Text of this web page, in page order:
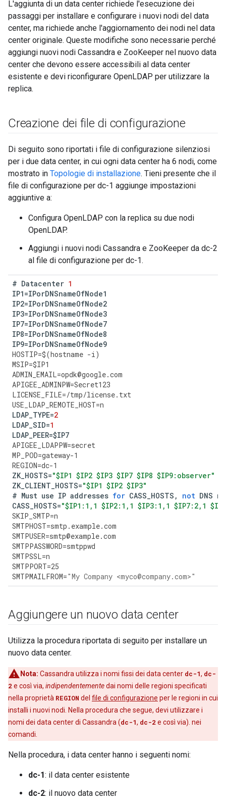
L'aggiunta di un data center richiede l'esecuzione dei
passaggi per installare e configurare i nuovi nodi del data
center, ma richiede anche l'aggiornamento dei nodi nel data
center originale. Queste modifiche sono necessarie perché
aggiungi nuovi nodi Cassandra e ZooKeeper nel nuovo data
center che devono essere accessibili al data center
esistente e devi riconfigurare OpenLDAP per utilizzare la
replica.
Creazione dei file di configurazione
Di seguito sono riportati i file di configurazione silenziosi
per i due data center, in cui ogni data center ha 6 nodi, come
mostrato in Topologie di installazione. Tieni presente che il
file di configurazione per dc-1 aggiunge impostazioni
aggiuntive a:
Configura OpenLDAP con la replica su due nodi
OpenLDAP.
Aggiungi i nuovi nodi Cassandra e ZooKeeper da dc-2
al file di configurazione per dc-1.
# Datacenter 1
IP1=IPorDNSnameOfNode1
IP2=IPorDNSnameOfNode2
IP3=IPorDNSnameOfNode3
IP7=IPorDNSnameOfNode7
IP8=IPorDNSnameOfNode8
IP9=IPorDNSnameOfNode9
HOSTIP=$(hostname -i)
MSIP=$IP1
ADMIN_EMAIL=opdk@google.com
APIGEE_ADMINPW=Secret123
LICENSE_FILE=/tmp/license. txt
USE_LDAP_REMOTE_HOST=n
LDAP_TYPE=2
LDAP_SID=1
LDAP_PEER=$IP7
APIGEE_LDAPPW=secret
MP_POD=gateway-1
REGION=dc-1
ZK_HOSTS="$IP1 $IP2 $IP3 $IP7 $IP8 $IP9:observer"
ZK_CLIENT_HOSTS="$IP1 $IP2 $IP3"
# Must use IP addresses for CASS_HOSTS , not DNS
CASS_HOSTS="$IP1:1,1 $IP2:1,1 $IP3:1,1 $IP7:2,1
SKIP_SMTP=n
SMTPHOST=smtp . example.com
SMTPUSER=smtp@example.com
SMTPPASSWORD=smtppwd
SMTPSSL=n
SMTPPORT=25
SMTPMAILFROM="My Company <myco@company.com>"
Aggiungere un nuovo data center
Utilizza la procedura riportata di seguito per installare un
nuovo data center.
Nota: Cassandra utilizza i nomi fissi dei data center dc-1, dc-
2e così via, indipendentementedai nomi delle regioni specificati
nella proprietà REGION del file di configurazione per le regioni in cui
installi i nuovi nodi. Nella procedura che segue, devi utilizzare i
nomi dei data center di Cassandra (dc-1, dc-2e così via). nei
comandi.
Nella procedura, i data center hanno i seguenti nomi:
dc-1: il data center esistente
dc-2: il nuovo data center